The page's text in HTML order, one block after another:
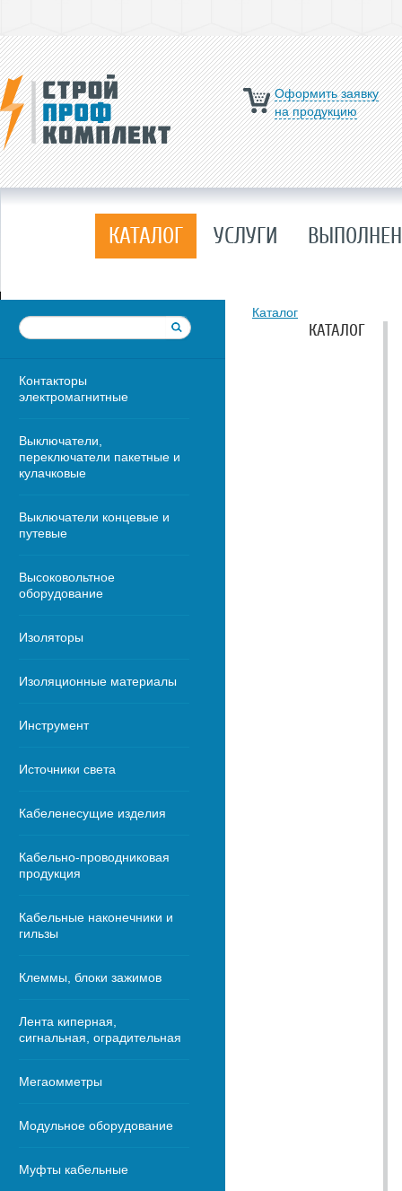
Оформить заявку
на продукцию
КАТАЛОГ УСЛУГИ
Контакторы
электромагнитные
Выключатели,
переключатели пакетные и
кулачковые
Выключатели концевые и
путевые
Высоковольтное
оборудование
Изоляторы
Изоляционные материалы
Инструмент
Источники света
Кабеленесущие изделия
Кабельно-проводниковая
продукция
Кабельные наконечники и
гильзы
Клеммы, блоки зажимов
Лента киперная,
сигнальная, оградительная
Мегаомметры
Модульное оборудование
Муфты кабельные
Каталог
КАТАЛОГ